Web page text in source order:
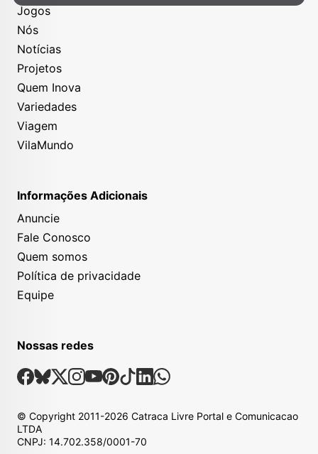
Jogos
Nós
Notícias
Projetos
Quem Inova
Variedades
Viagem
VilaMundo
Informações Adicionais
Anuncie
Fale Conosco
Quem somos
Política de privacidade
Equipe
Nossas redes
Nossas Redes Sociais
Facebook
Bsky
X Instagram
Youtube
Pinterest
TiktokLinkedin
Whatsapp
© Copyright 2011-2026 Catraca Livre Portal e Comunicacao
LTDA
CNPJ: 14.702.358/0001-70